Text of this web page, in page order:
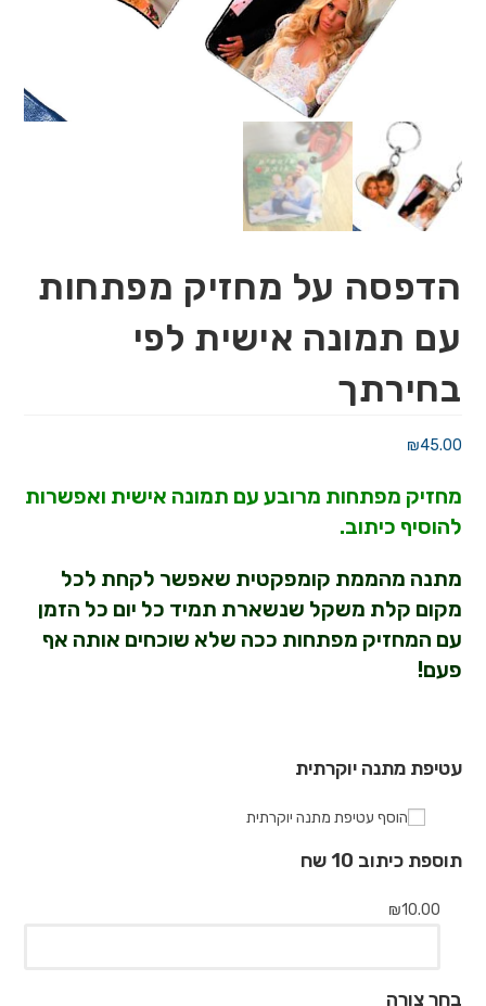
הדפסה על מחזיק מפתחות
עם תמונה אישית לפי
בחירתך
₪45.00
מחזיק מפתחות מרובע עם תמונה אישית ואפשרות
להוסיף כיתוב.
מתנה מהממת קומפקטית שאפשר לקחת לכל
מקום קלת משקל שנשארת תמיד כל יום כל הזמן
עם המחזיק מפתחות ככה שלא שוכחים אותה אף
פעם!
עטיפת מתנה יוקרתית
הוסף עטיפת מתנה יוקרתית
תוספת כיתוב 10 שח
₪10.00
בחר צורה